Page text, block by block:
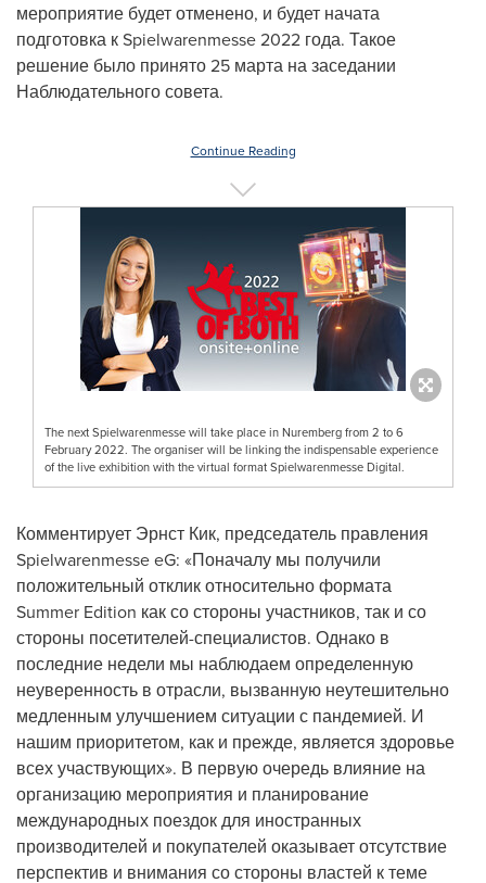
мероприятие будет отменено, и будет начата
подготовка к Spielwarenmesse 2022 года. Такое
решение было принято 25 марта на заседании
Наблюдательного совета.
Continue Reading
The next Spielwarenmesse will take place in Nuremberg from 2 to 6
February 2022. The organiser will be linking the indispensable experience
of the live exhibition with the virtual format Spielwarenmesse Digital.
Комментирует Эрнст Кик, председатель правления
Spielwarenmesse eG: «Поначалу мы получили
положительный отклик относительно формата
Summer Edition как со стороны участников, так и со
стороны посетителей-специалистов. Однако в
последние недели мы наблюдаем определенную
неуверенность в отрасли, вызванную неутешительно
медленным улучшением ситуации с пандемией. И
нашим приоритетом, как и прежде, является здоровье
всех участвующих». В первую очередь влияние на
организацию мероприятия и планирование
международных поездок для иностранных
производителей и покупателей оказывает отсутствие
перспектив и внимания со стороны властей к теме